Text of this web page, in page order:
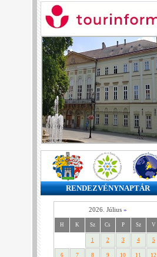
RENDEZVÉNYNAPTÁR
2026. Július »
H K Sz Cs P Sz V
1 2 3 4 5
6 7 8 9 10 11 12